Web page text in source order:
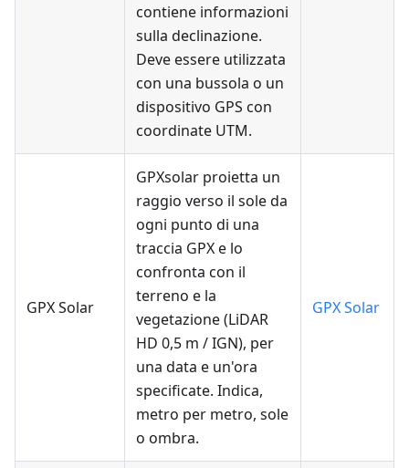
contiene informazioni
sulla declinazione.
Deve essere utilizzata
con una bussola o un
dispositivo GPS con
coordinate UTM.
GPX Solar
GPXsolar proietta un
raggio verso il sole da
ogni punto di una
traccia GPX e lo
confronta con il
terreno e la
vegetazione (LiDAR
HD 0,5 m / IGN), per
una data e un'ora
specificate. Indica,
metro per metro, sole
o ombra.
GPX Solar